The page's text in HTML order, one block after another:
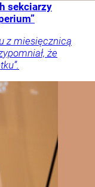
sekciarzy
z miesięcznicą
że